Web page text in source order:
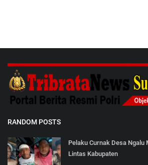
RANDOM POSTS
Pelaku Curnak Desa Ngalu
Lintas Kabupaten